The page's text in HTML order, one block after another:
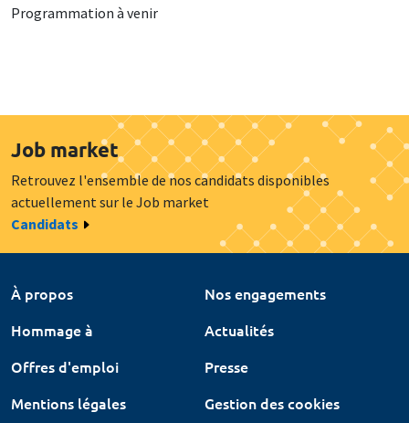
Programmation à venir
Job market
Retrouvez l'ensemble de nos candidats disponibles
actuellement sur le Job market
Candidats
À propos
Nos engagements
Hommage à
Actualités
Offres d'emploi
Presse
Mentions légales
Gestion des cookies